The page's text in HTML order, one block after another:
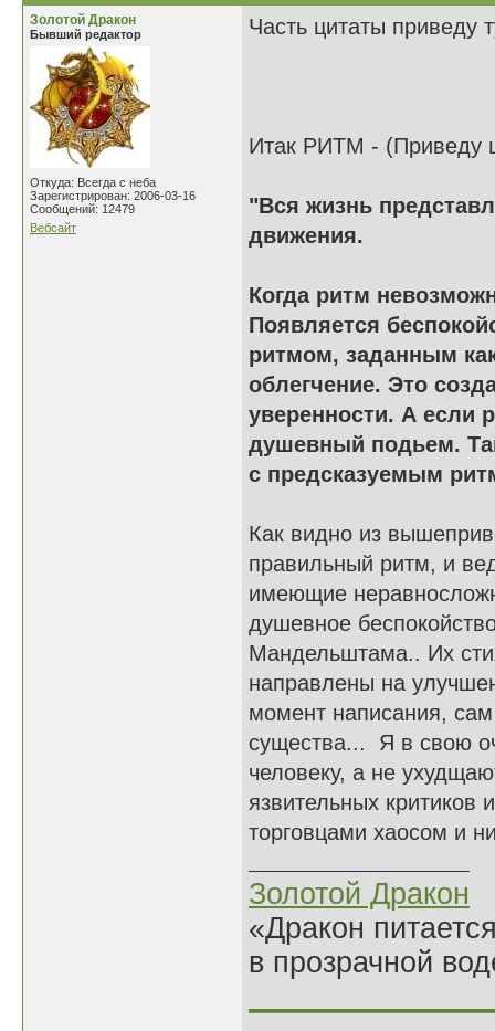
Золотой Дракон
Бывший редактор
Откуда: Всегда с неба
Зарегистрирован: 2006-03-16
Сообщений: 12479
Вебсайт
Часть цитаты приведу
Итак РИТМ - (Приведу
"Вся жизнь
движения.
Когда ритм
Появляется
ритмом, заданным
облегчение. Это
уверенности. А если
душевный подьем.
с предсказуемым
Как видно из
правильный ритм, и
имеющие
душевное
Мандельштама.. Их
направлены на
момент написания,
существа... Я в свою
человеку, а не
язвительных
торговцами хаосом и
Золотой Дракон
«Дракон
в прозрачной